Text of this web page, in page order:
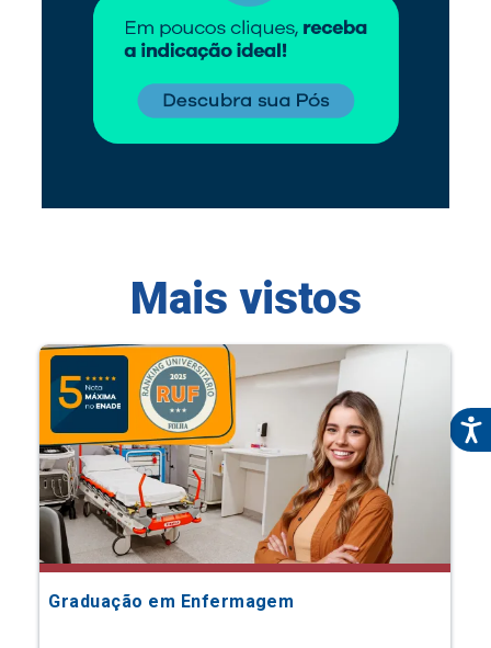
Mais vistos
Graduação em Enfermagem